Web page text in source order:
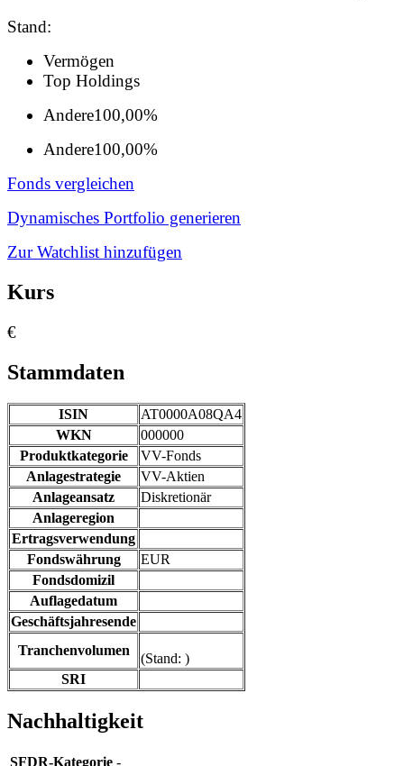
Stand:
Vermögen
Top Holdings
Andere100,00%
Andere100,00%
Fonds vergleichen
Dynamisches Portfolio generieren
Zur Watchlist hinzufügen
Kurs
€
Stammdaten
ISIN
AT0000A08QA4
WKN
000000
Produktkategorie
VV-Fonds
Anlagestrategie
VV-Aktien
Anlageansatz
Diskretionär
Anlageregion
Ertragsverwendung
Fondswährung
EUR
Fondsdomizil
Auflagedatum
Geschäftsjahresende
Tranchenvolumen
(Stand: )
SRI
Nachhaltigkeit
SFDR-Kategorie -